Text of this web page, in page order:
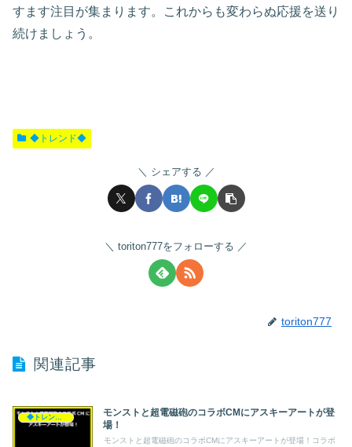
すます注目が集まります。これからも変わらぬ応援を送り
続けましょう。
◆トレンド◆
シェアする
toriton777をフォローする
toriton777
関連記事
モンストと超電磁砲のコラボCMにアスキーアートが登
場！
モンストと超電磁砲のコラボCMにアスキーアートが登場！コラボ